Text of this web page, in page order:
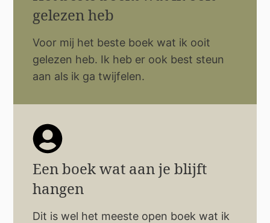
gelezen heb
Voor mij het beste boek wat ik ooit
gelezen heb. Ik heb er ook best steun
aan als ik ga twijfelen.
Een boek wat aan je blijft
hangen
Dit is wel het meeste open boek wat ik